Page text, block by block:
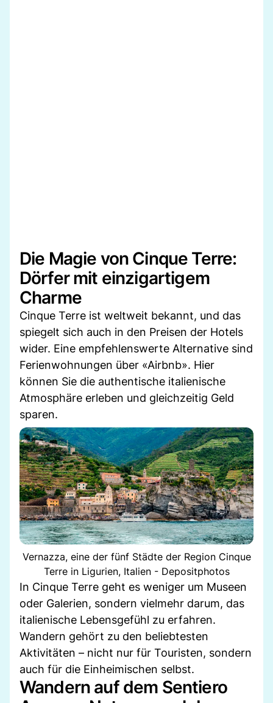
Die Magie von Cinque Terre:
Dörfer mit einzigartigem
Charme
Cinque Terre ist weltweit bekannt, und das
spiegelt sich auch in den Preisen der Hotels
wider. Eine empfehlenswerte Alternative sind
Ferienwohnungen über «Airbnb». Hier
können Sie die authentische italienische
Atmosphäre erleben und gleichzeitig Geld
sparen.
Vernazza, eine der fünf Städte der Region Cinque
Terre in Ligurien, Italien - Depositphotos
In Cinque Terre geht es weniger um Museen
oder Galerien, sondern vielmehr darum, das
italienische Lebensgefühl zu erfahren.
Wandern gehört zu den beliebtesten
Aktivitäten – nicht nur für Touristen, sondern
auch für die Einheimischen selbst.
Wandern auf dem Sentiero